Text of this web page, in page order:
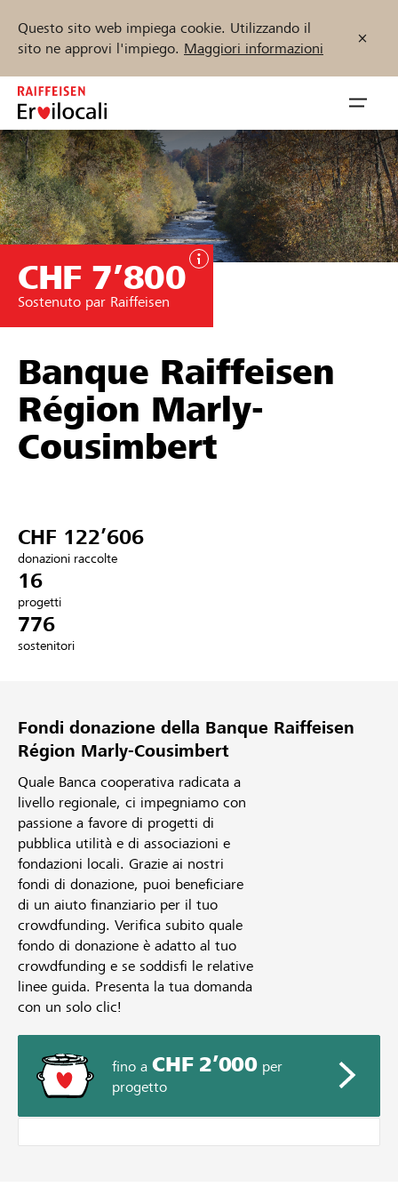
Questo sito web impiega cookie. Utilizzando il
sito ne approvi l'impiego. Maggiori informazioni
Zum
Inhalt
springen
öffnen
Sostenere
Aiuto & supporto
Partner / Banche Raiffeisen
Registrazione
Trova progetti e organizzazioni
Inizia ora
DE
CHF 7’800
Sostenuto par Raiffeisen
Banque Raiffeisen
Région Marly-
Cousimbert
CHF 122’606
donazioni raccolte
16
progetti
776
sostenitori
Fondi donazione della Banque Raiffeisen
Région Marly-Cousimbert
Quale Banca cooperativa radicata a
livello regionale, ci impegniamo con
passione a favore di progetti di
pubblica utilità e di associazioni e
fondazioni locali. Grazie ai nostri
fondi di donazione, puoi beneficiare
di un aiuto finanziario per il tuo
crowdfunding. Verifica subito quale
fondo di donazione è adatto al tuo
crowdfunding e se soddisfi le relative
linee guida. Presenta la tua domanda
con un solo clic!
fino a CHF 2’000per
progetto